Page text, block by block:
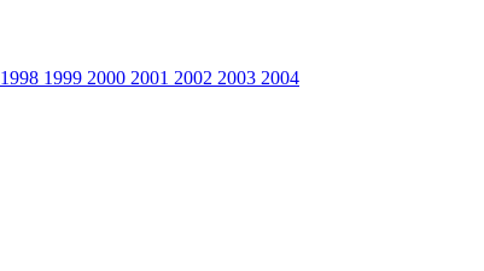
1998 1999 2000 2001 2002 2003 2004